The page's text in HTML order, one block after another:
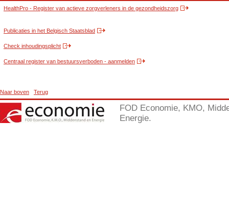
HealthPro - Register van actieve zorgverleners in de gezondheidszorg
Publicaties in het Belgisch Staatsblad
Check inhoudingsplicht
Centraal register van bestuursverboden - aanmelden
Naar boven Terug
FOD Economie, KMO,
Energie.